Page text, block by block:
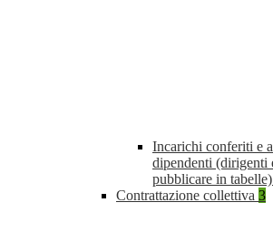
Incarichi conferiti e
dipendenti (dirigenti
pubblicare in tabelle)
Contrattazione collettiva 3